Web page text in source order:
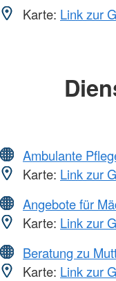
Karte: Link zur
Ambulante
Karte: Link zur
Angebote für
Karte: Link zur
Beratung zu
Karte: Link zur